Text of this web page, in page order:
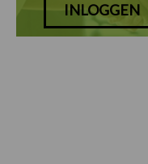
INLOGGEN